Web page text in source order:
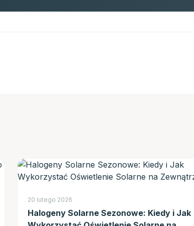
20 lutego 2026
Halogeny Solarne Sezonowe: Kiedy i Jak